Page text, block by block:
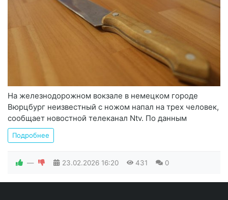
На железнодорожном вокзале в немецком городе
Вюрцбург неизвестный с ножом напал на трех человек,
сообщает новостной телеканал Ntv. По данным
Подробнее
— 23.02.2026 16:20 431 0